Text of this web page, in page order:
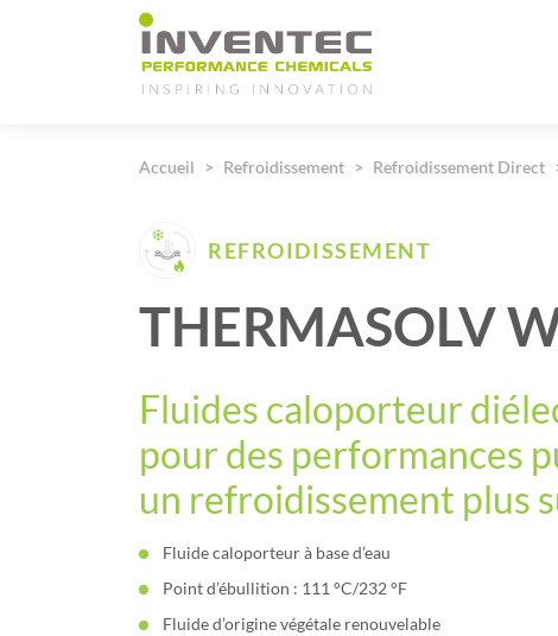
Main Navigation
Accueil Refroidissement Refroidissement Direct
REFROIDISSEMENT
THERMASOLV
Fluides caloporteur
pour des performances
un refroidissement plus
Fluide caloporteur à base d’eau
Point d’ébullition : 111 °C/232 °F
Fluide d’origine végétale renouvelable